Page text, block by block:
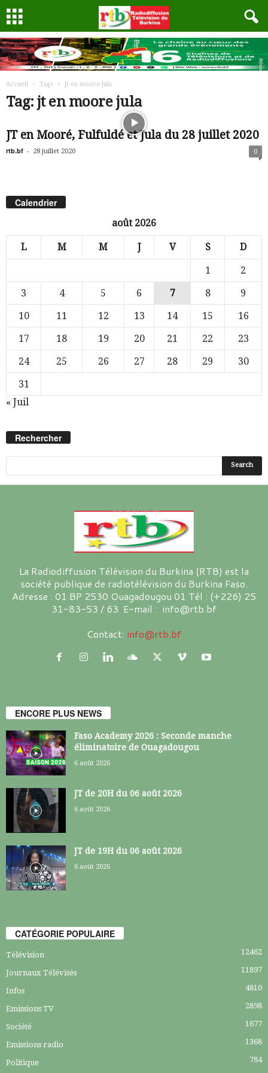
Accueil Tags Jt en moore jula
Tag: jt en moore jula
JT en Mooré, Fulfuldé et Jula du 28 juillet 2020
rtb.bf - 28 juillet 2020 0
Calendrier
août 2026
L M M J V S D
1
2
3
4 5 6 7 8
9
10
11 12 13 14 15
16
17
18 19 20 21 22
23
24
25 26 27 28 29
30
31
« Juil
Rechercher
La Radiodiffusion Télévision du Burkina (RTB) est la
société publique de radiotélévision du Burkina Faso.
Adresse : 01 BP 2530 Ouagadougou 01 Tél : (+226) 25
31-83-53 / 63 E-mail : info@rtb.bf
Contact: info@rtb.bf
ENCORE PLUS NEWS
Faso Academy 2026 : Seconde manche
éliminatoire de Ouagadougou
6 août 2026
JT de 20H du 06 août 2026
6 août 2026
JT de 19H du 06 août 2026
6 août 2026
CATÉGORIE POPULAIRE
Télévision 12462
Journaux Télévisés 11897
Infos 4810
Emissions TV 2898
Société 1677
Emissions radio 1368
Politique 784